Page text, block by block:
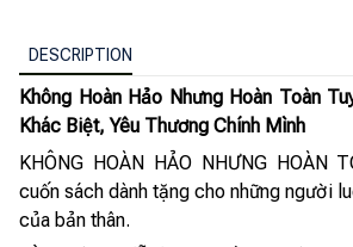
DESCRIPTION
Không Hoàn Hảo Nhưng Hoàn Toàn
Khác Biệt, Yêu Thương Chính Mình
KHÔNG HOÀN HẢO NHƯNG HOÀN
cuốn sách dành tặng cho những người
của bản thân.